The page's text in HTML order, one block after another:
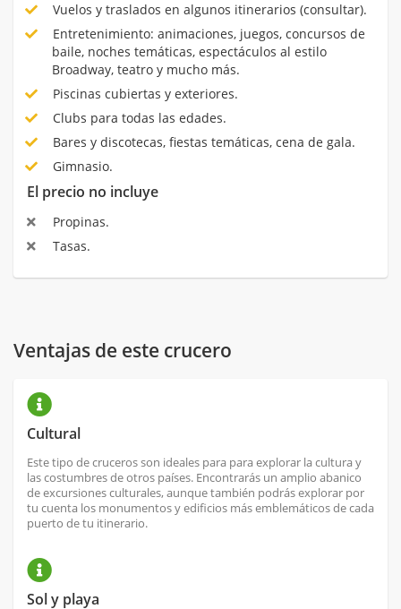
Vuelos y traslados en algunos itinerarios (consultar).
Entretenimiento: animaciones, juegos, concursos de
baile, noches temáticas, espectáculos al estilo
Broadway, teatro y mucho más.
Piscinas cubiertas y exteriores.
Clubs para todas las edades.
Bares y discotecas, fiestas temáticas, cena de gala.
Gimnasio.
El precio no incluye
Propinas.
Tasas.
Ventajas de este crucero
Cultural
Este tipo de cruceros son ideales para para explorar la cultura y
las costumbres de otros países. Encontrarás un amplio abanico
de excursiones culturales, aunque también podrás explorar por
tu cuenta los monumentos y edificios más emblemáticos de cada
puerto de tu itinerario.
Sol y playa